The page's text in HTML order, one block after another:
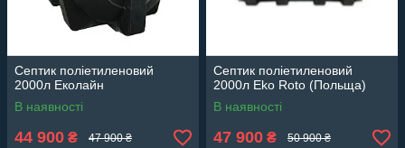
Септик поліетиленовий
2000л Еколайн
В наявності
44 900 ₴ 47 900 ₴
Септик поліетиленовий
2000л Eko Roto (Польща)
В наявності
47 900 ₴ 50 900 ₴